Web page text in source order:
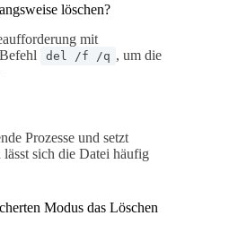
löschen?
mit
del /f /q , um die
Prozesse und setzt
sich die Datei häufig
Modus das Löschen